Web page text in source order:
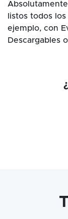
listos todos
ejemplo, con
Descargables